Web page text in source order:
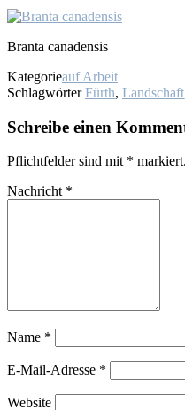
Bran­ta ca­na­den­sis
Kategorieauf Arbeit
Schlagwörter Fürth, Landschaft
Schreibe einen
Pflichtfelder sind mit * markiert.
Nachricht *
Name *
E-Mail-Adresse *
Website